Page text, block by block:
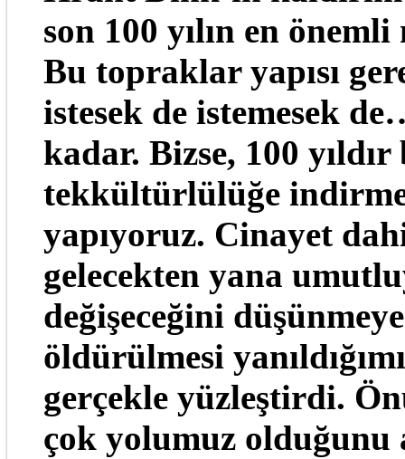
son 100 yılın en
Bu topraklar yapısı
istesek de istemesek
kadar. Bizse, 100
tekkültürlülüğe
yapıyoruz. Cinayet
gelecekten yana
değişeceğini
öldürülmesi
gerçekle yüzleştirdi.
çok yolumuz